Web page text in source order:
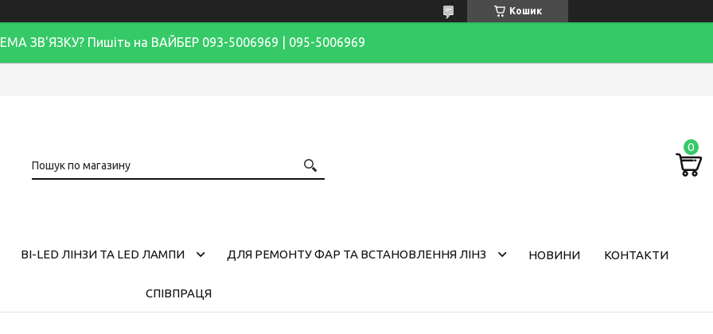
Кошик
ЗВ'ЯЗКУ? Пишіть на ВАЙБЕР 093-5006969 | 095-5006969
BI-LED ЛІНЗИ ТА LED ЛАМПИ ДЛЯ РЕМОНТУ ФАР ТА ВСТАНОВЛЕННЯ ЛІНЗ НОВИНИ КОНТАКТИ
СПІВПРАЦЯ